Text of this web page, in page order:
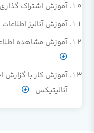
آموزش اشتراک
آموزش آنالیز
آموزش مشاهده
آموزش کار با
آنالیتیکس